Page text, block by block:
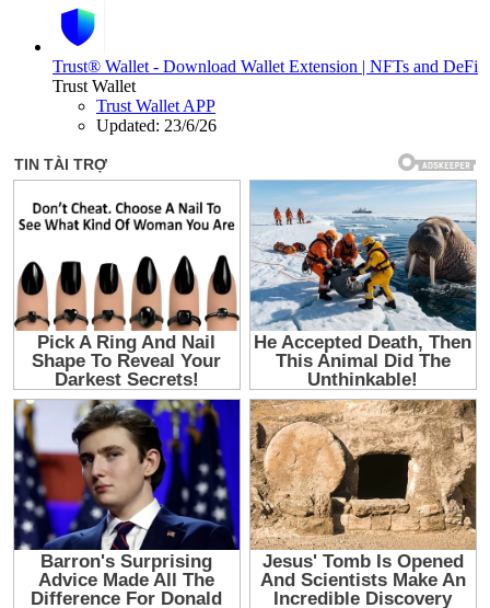
Trust® Wallet - Download Wallet Extension | NFTs and DeFi
Trust Wallet
Trust Wallet APP
Updated: 23/6/26